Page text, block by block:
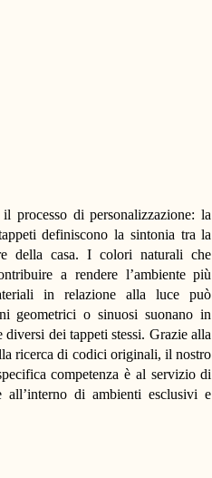
processo di personalizzazione: la
definiscono la sintonia tra la
della casa. I colori naturali che
a rendere l’ambiente più
in relazione alla luce può
geometrici o sinuosi suonano in
dei tappeti stessi. Grazie alla
ricerca di codici originali, il nostro
competenza è al servizio di
di ambienti esclusivi e